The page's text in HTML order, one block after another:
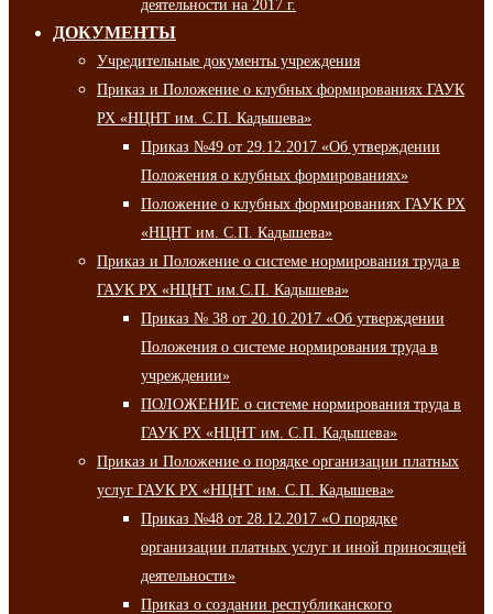
деятельности на 2017 г.
ДОКУМЕНТЫ
Учредительные документы учреждения
Приказ и Положение о клубных формированиях ГАУК
РХ «НЦНТ им. С.П. Кадышева»
Приказ №49 от 29.12.2017 «Об утверждении
Положения о клубных формированиях»
Положение о клубных формированиях ГАУК РХ
«НЦНТ им. С.П. Кадышева»
Приказ и Положение о системе нормирования труда в
ГАУК РХ «НЦНТ им.С.П. Кадышева»
Приказ № 38 от 20.10.2017 «Об утверждении
Положения о системе нормирования труда в
учреждении»
ПОЛОЖЕНИЕ о системе нормирования труда в
ГАУК РХ «НЦНТ им. С.П. Кадышева»
Приказ и Положение о порядке организации платных
услуг ГАУК РХ «НЦНТ им. С.П. Кадышева»
Приказ №48 от 28.12.2017 «О порядке
организации платных услуг и иной приносящей
деятельности»
Приказ о создании республиканского